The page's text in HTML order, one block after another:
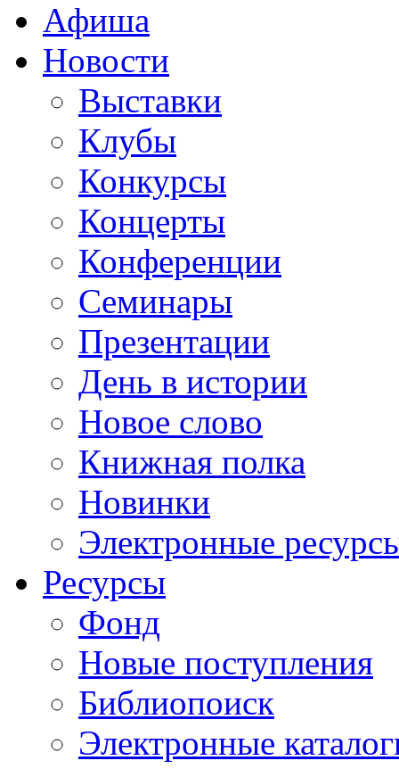
Афиша
Новости
Выставки
Клубы
Конкурсы
Концерты
Конференции
Семинары
Презентации
День в истории
Новое слово
Книжная полка
Новинки
Электронные
Ресурсы
Фонд
Новые поступления
Библиопоиск
Электронные